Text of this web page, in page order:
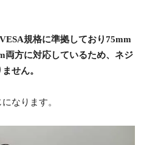
規格に準拠しており75mm
両方に対応しているため、ネジ
せん。
なります。